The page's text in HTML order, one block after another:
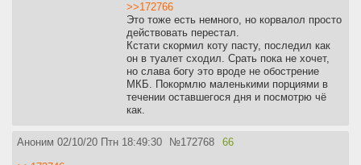
>>172766
Это тоже есть немного, но корвалол просто
действовать перестал.
Кстати скормил коту пасту, последил как
он в туалет сходил. Срать пока не хочет,
но слава богу это вроде не обострение
МКБ. Покормлю маленькими порциями в
течении оставшегося дня и посмотрю чё
как.
Аноним 02/10/20 Птн 18:49:30 №172768 66